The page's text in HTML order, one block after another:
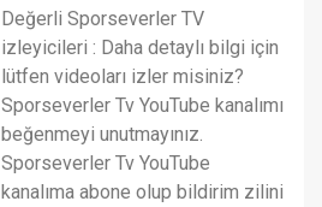
Değerli Sporseverler TV
izleyicileri : Daha detaylı bilgi için
lütfen videoları izler misiniz?
Sporseverler Tv YouTube kanalımı
beğenmeyi unutmayınız.
Sporseverler Tv YouTube
kanalıma abone olup bildirim zilini